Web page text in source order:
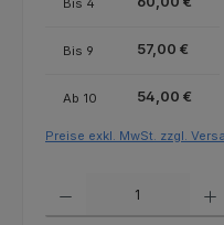
Bis 9 57,00 €
Ab 10 54,00 €
Preise exkl. MwSt. zzgl.